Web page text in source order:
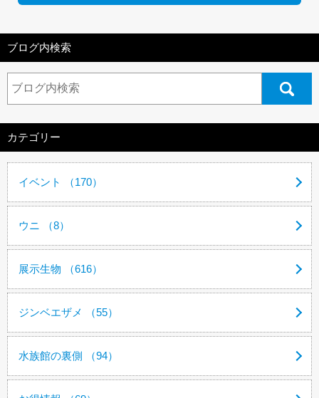
ブログ内検索
カテゴリー
イベント （170）
ウニ （8）
展示生物 （616）
ジンベエザメ （55）
水族館の裏側 （94）